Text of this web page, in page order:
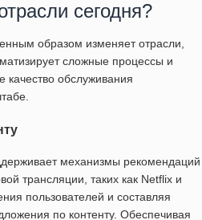
сегодня?
образом изменяет отрасли,
сложные процессы и
качество обслуживания
механизмы рекомендаций
трансляции, таких как Netflix и
пользователей и составляя
по контенту. Обеспечивая